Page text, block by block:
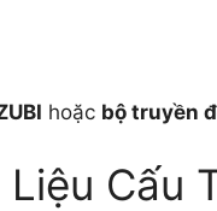
hoặc bộ truyền
Cấu